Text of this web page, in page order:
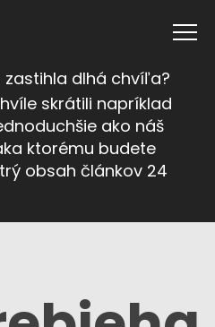
dlhá chvíľa?
skrátili napríklad
ako náš
ktorému budete
obsah článkov 24